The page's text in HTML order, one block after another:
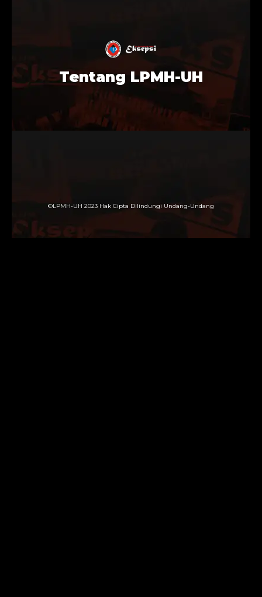
Tentang LPMH-UH
©LPMH-UH 2023 Hak Cipta Dilindungi Undang-Undang